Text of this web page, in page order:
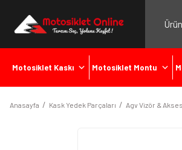
Motosiklet Kaskı Motosiklet Montu
Anasayfa Kask Yedek Parçaları Agv Vizör &